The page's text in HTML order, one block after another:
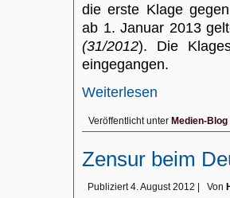
die erste Klage
ab 1. Januar 2013
(31/2012). Die
eingegangen.
Weiterlesen
Veröffentlicht unter Medien-Blog
Zensur beim
Publiziert 4. August 2012 Von